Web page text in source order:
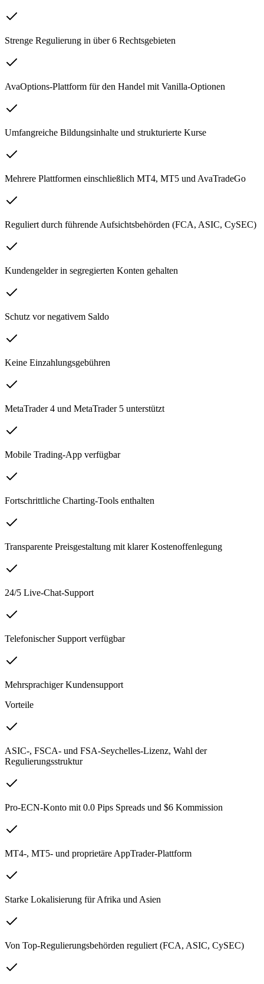
Strenge Regulierung in über 6 Rechtsgebieten
AvaOptions-Plattform für den Handel mit Vanilla-Optionen
Umfangreiche Bildungsinhalte und strukturierte Kurse
Mehrere Plattformen einschließlich MT4, MT5 und AvaTradeGo
Reguliert durch führende Aufsichtsbehörden (FCA, ASIC, CySEC)
Kundengelder in segregierten Konten gehalten
Schutz vor negativem Saldo
Keine Einzahlungsgebühren
MetaTrader 4 und MetaTrader 5 unterstützt
Mobile Trading-App verfügbar
Fortschrittliche Charting-Tools enthalten
Transparente Preisgestaltung mit klarer Kostenoffenlegung
24/5 Live-Chat-Support
Telefonischer Support verfügbar
Mehrsprachiger Kundensupport
Vorteile
ASIC-, FSCA- und FSA-Seychelles-Lizenz, Wahl der
Regulierungsstruktur
Pro-ECN-Konto mit 0.0 Pips Spreads und $6 Kommission
MT4-, MT5- und proprietäre AppTrader-Plattform
Starke Lokalisierung für Afrika und Asien
Von Top-Regulierungsbehörden reguliert (FCA, ASIC, CySEC)